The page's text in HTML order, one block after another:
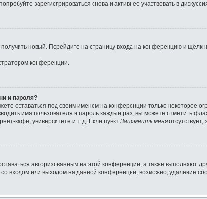
зарегистрироваться снова и активнее участвовать в
новый. Перейдите на страницу входа на конференцию и
конференции.
и пароля?
оставаться под своим именем на конференции только некоторое
имя пользователя и пароль каждый раз, вы можете отметить
кафе, университете и т. д. Если пункт Запомнить меня
авторизованным на этой конференции, а также выполняют
входом или выходом на данной конференции, возможно, удаление